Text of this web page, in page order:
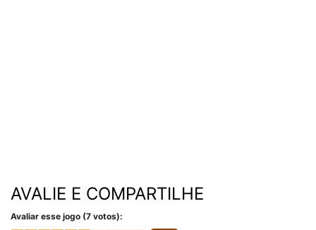
AVALIE E COMPARTILHE
Avaliar esse jogo (7 votos):